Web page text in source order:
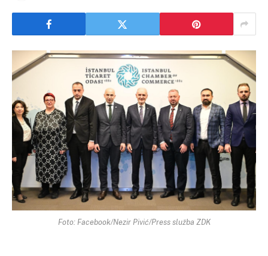
Foto: Facebook/Nezir Pivić/Press služba ZDK